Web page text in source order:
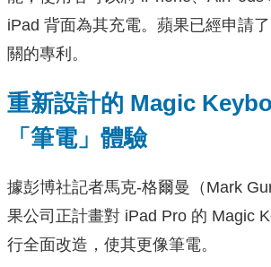
iPad 背面為其充電。蘋果已經申請
關的專利。
重新設計的 Magic
「筆電」體驗
據彭博社記者馬克-格爾曼（Mark
果公司正計畫對 iPad Pro 的 Magic
行全面改造，使其更像筆電。